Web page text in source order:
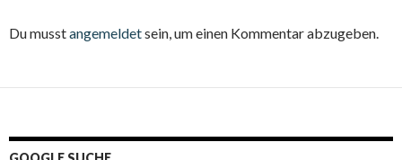
Du musstangemeldetsein, um einen Kommentar abzugeben.